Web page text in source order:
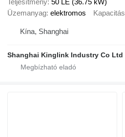
Teljesítmény 50 LE (36.75 kW)
Üzemanyag elektromos Kapacitás
Kína, Shanghai
Shanghai Kinglink Industry Co Ltd